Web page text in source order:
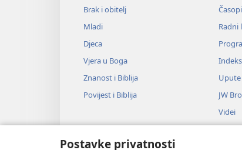
Postavke privatnosti
Brak i obitelj
Mladi
Djeca
Vjera u Boga
Znanost i Biblija
Povijest i Biblija
Radni
Upute
JW
Videi
Glazba